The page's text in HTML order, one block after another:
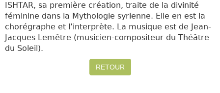
ISHTAR, sa première création, traite de la divinité
féminine dans la Mythologie syrienne. Elle en est la
chorégraphe et l’interprète. La musique est de Jean-
Jacques Lemêtre (musicien-compositeur du Théâtre
du Soleil).
RETOUR